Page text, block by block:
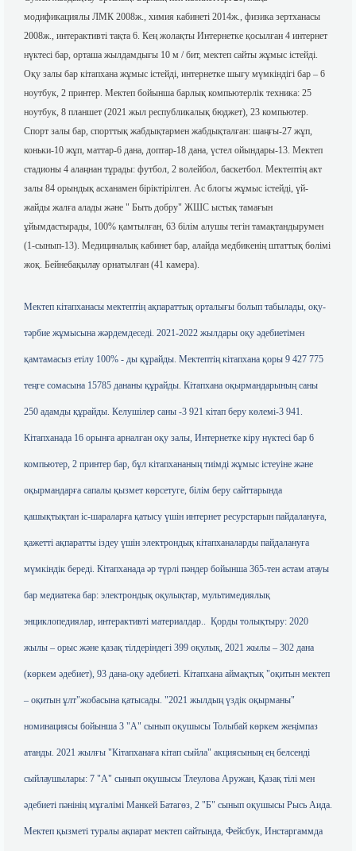
модификациялы ЛМК 2008ж., химия кабинеті 2014ж., физика зертханасы
2008ж., интерактивті тақта 6. Кең жолақты Интернетке қосылған 4 интернет
нүктесі бар, орташа жылдамдығы 10 м / бит, мектеп сайты жұмыс істейді.
Оқу залы бар кітапхана жұмыс істейді, интернетке шығу мүмкіндігі бар – 6
ноутбук, 2 принтер. Мектеп бойынша барлық компьютерлік техника: 25
ноутбук, 8 планшет (2021 жыл республикалық бюджет), 23 компьютер.
Спорт залы бар, спорттық жабдықтармен жабдықталған: шаңғы-27 жұп,
коньки-10 жұп, маттар-6 дана, доптар-18 дана, үстел ойындары-13. Мектеп
стадионы 4 алаңнан тұрады: футбол, 2 волейбол, баскетбол. Мектептің акт
залы 84 орындық асханамен біріктірілген. Ас блогы жұмыс істейді, үй-
жайды жалға алады және " Быть добру" ЖШС ыстық тамағын
ұйымдастырады, 100% қамтылған, 63 білім алушы тегін тамақтандырумен
(1-сынып-13). Медициналық кабинет бар, алайда медбикенің штаттық бөлімі
жоқ. Бейнебақылау орнатылған (41 камера).
Мектеп кітапханасы мектептің ақпараттық орталығы болып табылады, оқу-
тәрбие жұмысына жәрдемдеседі. 2021-2022 жылдары оқу әдебиетімен
қамтамасыз етілу 100% - ды құрайды. Мектептің кітапхана қоры 9 427 775
теңге сомасына 15785 дананы құрайды. Кітапхана оқырмандарының саны
250 адамды құрайды. Келушілер саны -3 921 кітап беру көлемі-3 941.
Кітапханада 16 орынға арналған оқу залы, Интернетке кіру нүктесі бар 6
компьютер, 2 принтер бар, бұл кітапхананың тиімді жұмыс істеуіне және
оқырмандарға сапалы қызмет көрсетуге, білім беру сайттарында
қашықтықтан іс-шараларға қатысу үшін интернет ресурстарын пайдалануға,
қажетті ақпаратты іздеу үшін электрондық кітапханаларды пайдалануға
мүмкіндік береді. Кітапханада әр түрлі пәндер бойынша 365-тен астам атауы
бар медиатека бар: электрондық оқулықтар, мультимедиялық
энциклопедиялар, интерактивті материалдар.. Қорды толықтыру: 2020
жылы – орыс және қазақ тілдеріндегі 399 оқулық, 2021 жылы – 302 дана
(көркем әдебиет), 93 дана-оқу әдебиеті. Кітапхана аймақтық "оқитын мектеп
– оқитын ұлт"жобасына қатысады. "2021 жылдың үздік оқырманы"
номинациясы бойынша 3 "А" сынып оқушысы Толыбай көркем жеңімпаз
атанды. 2021 жылғы "Кітапханаға кітап сыйла" акциясының ең белсенді
сыйлаушылары: 7 "А" сынып оқушысы Тлеулова Аружан, Қазақ тілі мен
әдебиеті пәнінің мұғалімі Манкей Батагөз, 2 "Б" сынып оқушысы Рысь Аида.
Мектеп қызметі туралы ақпарат мектеп сайтында, Фейсбук, Инстаргаммда